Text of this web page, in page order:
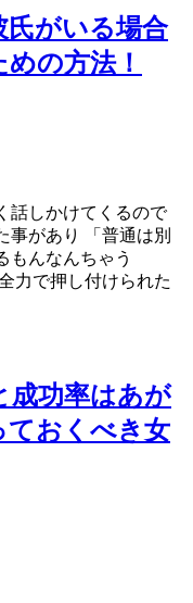
氏がいる場合
の方法！
話しかけてくるので
事があり 「普通は別
もんなんちゃう
力で押し付けられた
成功率はあが
ておくべき女